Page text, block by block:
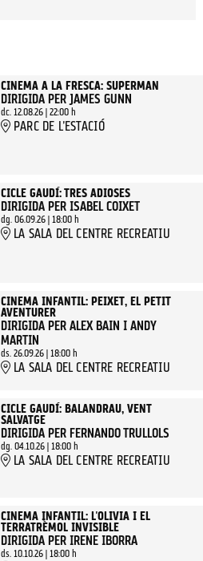
CINEMA A LA FRESCA: SUPERMAN
DIRIGIDA PER JAMES GUNN
dc. 12.08.26| 22:00 h
PARC DE L'ESTACIÓ
CICLE GAUDÍ: TRES ADIOSES
DIRIGIDA PER ISABEL COIXET
dg. 06.09.26| 18:00 h
LA SALA DEL CENTRE RECREATIU
CINEMA INFANTIL: PEIXET, EL PETIT
AVENTURER
DIRIGIDA PER ALEX BAIN I ANDY
MARTIN
ds. 26.09.26| 18:00 h
LA SALA DEL CENTRE RECREATIU
CICLE GAUDÍ: BALANDRAU, VENT
SALVATGE
DIRIGIDA PER FERNANDO TRULLOLS
dg. 04.10.26| 18:00 h
LA SALA DEL CENTRE RECREATIU
CINEMA INFANTIL: L'OLIVIA I EL
TERRATRÈMOL INVISIBLE
DIRIGIDA PER IRENE IBORRA
ds. 10.10.26| 18:00 h